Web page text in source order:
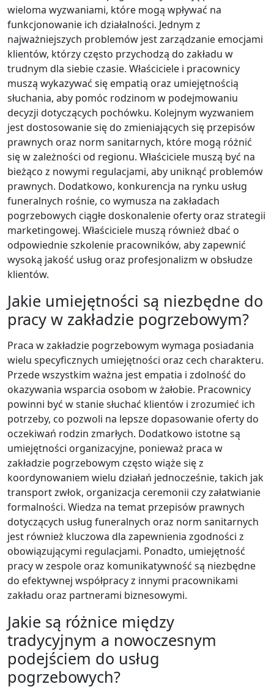
wieloma wyzwaniami, które mogą wpływać na
funkcjonowanie ich działalności. Jednym z
najważniejszych problemów jest zarządzanie emocjami
klientów, którzy często przychodzą do zakładu w
trudnym dla siebie czasie. Właściciele i pracownicy
muszą wykazywać się empatią oraz umiejętnością
słuchania, aby pomóc rodzinom w podejmowaniu
decyzji dotyczących pochówku. Kolejnym wyzwaniem
jest dostosowanie się do zmieniających się przepisów
prawnych oraz norm sanitarnych, które mogą różnić
się w zależności od regionu. Właściciele muszą być na
bieżąco z nowymi regulacjami, aby uniknąć problemów
prawnych. Dodatkowo, konkurencja na rynku usług
funeralnych rośnie, co wymusza na zakładach
pogrzebowych ciągłe doskonalenie oferty oraz strategii
marketingowej. Właściciele muszą również dbać o
odpowiednie szkolenie pracowników, aby zapewnić
wysoką jakość usług oraz profesjonalizm w obsłudze
klientów.
Jakie umiejętności są niezbędne do
pracy w zakładzie pogrzebowym?
Praca w zakładzie pogrzebowym wymaga posiadania
wielu specyficznych umiejętności oraz cech charakteru.
Przede wszystkim ważna jest empatia i zdolność do
okazywania wsparcia osobom w żałobie. Pracownicy
powinni być w stanie słuchać klientów i zrozumieć ich
potrzeby, co pozwoli na lepsze dopasowanie oferty do
oczekiwań rodzin zmarłych. Dodatkowo istotne są
umiejętności organizacyjne, ponieważ praca w
zakładzie pogrzebowym często wiąże się z
koordynowaniem wielu działań jednocześnie, takich jak
transport zwłok, organizacja ceremonii czy załatwianie
formalności. Wiedza na temat przepisów prawnych
dotyczących usług funeralnych oraz norm sanitarnych
jest również kluczowa dla zapewnienia zgodności z
obowiązującymi regulacjami. Ponadto, umiejętność
pracy w zespole oraz komunikatywność są niezbędne
do efektywnej współpracy z innymi pracownikami
zakładu oraz partnerami biznesowymi.
Jakie są różnice między
tradycyjnym a nowoczesnym
podejściem do usług
pogrzebowych?